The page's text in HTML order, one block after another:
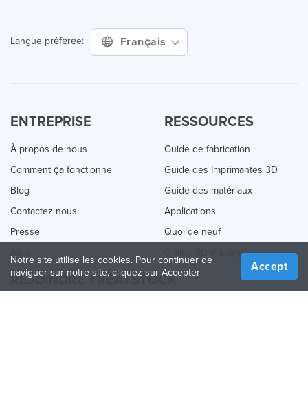
Langue préférée: Français
ENTREPRISE
À propos de nous
Comment ça fonctionne
Blog
Contactez nous
Presse
RESSOURCES
Guide de fabrication
Guide des Imprimantes 3D
Guide des matériaux
Applications
Quoi de neuf
Online 3D Printing
REJOINDRE TREATSTOCK
Notre site utilise les cookies. Pour continuer de
naviguer sur notre site, cliquez sur Accepter
Accept